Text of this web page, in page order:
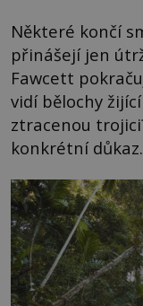
Některé končí
přinášejí jen
Fawcett
vidí bělochy
ztracenou
konkrétní důkaz.